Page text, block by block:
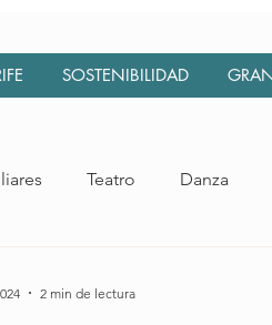
SOSTENIBILIDAD
Teatro Danza
2 min de lectura